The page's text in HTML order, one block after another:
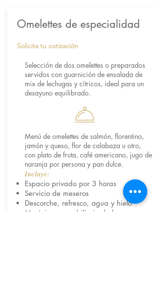
Solicita tu cotización
Omelettes de especialidad
Selección de dos omelettes o preparados
servidos con guarnición de ensalada de
mix de lechugas y cítricos, ideal para un
desayuno equilibrado.
Menú de omelettes de salmón, florentino,
jamón y queso, flor de calabaza u otro,
con plato de fruta, café americano, jugo de
naranja por persona y pan dulce.
Incluye:
Espacio privado por 3 horas
Servicio de meseros
Descorche, refresco, agua y hielo
Montaje con mobiliario de la casa